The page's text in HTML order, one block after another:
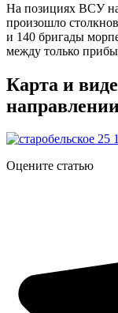
На позициях ВСУ
произошло
и 140 бригады
между только
Карта и
Оцените статью